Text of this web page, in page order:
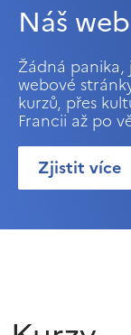
Náš
Žádná panika,
webové
kurzů, přes
Francii až po
Zjistit více